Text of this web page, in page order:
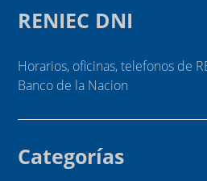
RENIEC DNI
Horarios, oficinas, telefonos de
Banco de la Nacion
Categorías